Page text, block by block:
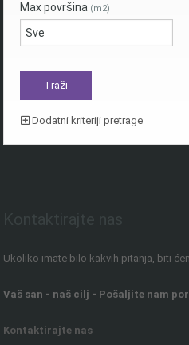
Max površina (m2)
Dodatni kriteriji pretrage
Ukoliko imate bilo kakvih pitanja, biti
Vaš san - naš cilj - Pošaljite nam
Kontaktirajte nas